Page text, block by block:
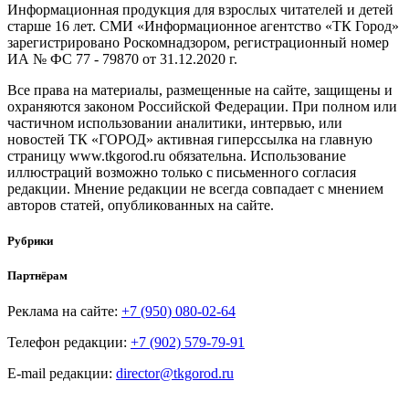
Информационная продукция для взрослых читателей и детей
старше 16 лет. СМИ «Информационное агентство «ТК Город»
зарегистрировано Роскомнадзором, регистрационный номер
ИА № ФС 77 - 79870 от 31.12.2020 г.
Все права на материалы, размещенные на сайте, защищены и
охраняются законом Российской Федерации. При полном или
частичном использовании аналитики, интервью, или
новостей ТК «ГОРОД» активная гиперссылка на главную
страницу www.tkgorod.ru обязательна. Использование
иллюстраций возможно только с письменного согласия
редакции. Мнение редакции не всегда совпадает с мнением
авторов статей, опубликованных на сайте.
Рубрики
Партнёрам
Реклама на сайте: +7 (950) 080-02-64
Телефон редакции: +7 (902) 579-79-91
E-mail редакции: director@tkgorod.ru